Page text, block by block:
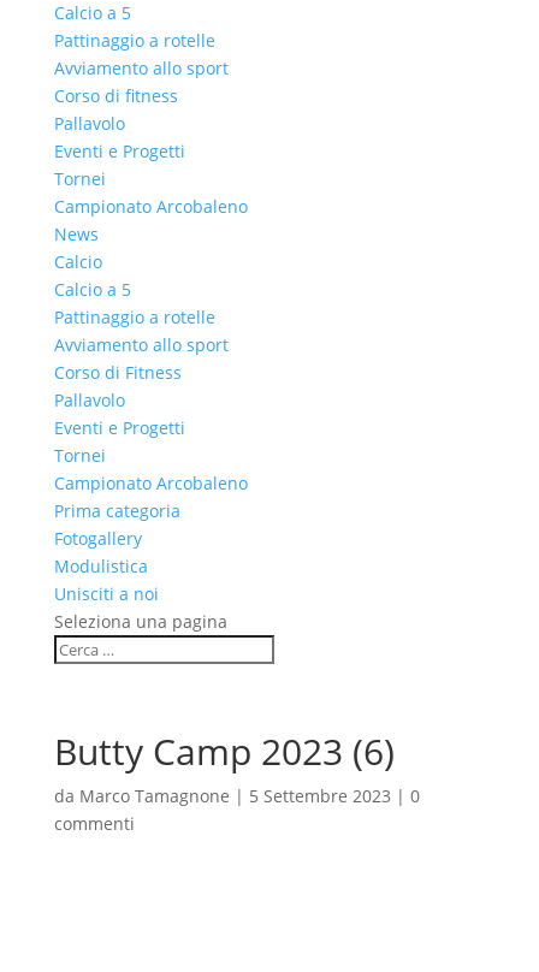
Calcio a 5
Pattinaggio a rotelle
Avviamento allo sport
Corso di fitness
Pallavolo
Eventi e Progetti
Tornei
Campionato Arcobaleno
News
Calcio
Calcio a 5
Pattinaggio a rotelle
Avviamento allo sport
Corso di Fitness
Pallavolo
Eventi e Progetti
Tornei
Campionato Arcobaleno
Prima categoria
Fotogallery
Modulistica
Unisciti a noi
Seleziona una pagina
Butty Camp 2023 (6)
da Marco Tamagnone | 5 Settembre 2023 | 0
commenti